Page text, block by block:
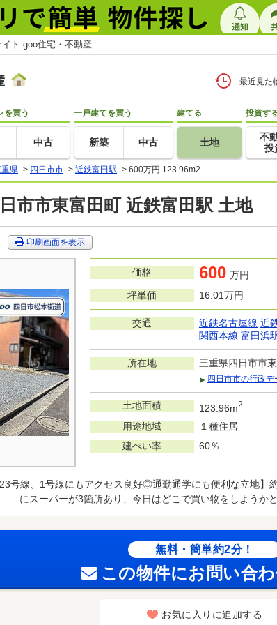
ト goo住宅・不動産
最近見た
を買う
中古
一戸建てを買う
新築 中古
建てる
土地
投資す
不
投
県 > 四日市市 > 近鉄富田駅 > 600万円 123.96m2
市市東富田町 近鉄富田駅 土地
印刷画面を表示
価格 600 万円
坪単価
16.01万円
交通 近鉄名古屋線 近
関西本線 富田浜
所在地 三重県四日市市
四日市市の行政デ
土地面積 123.96m2
用途地域 １種住居
建ぺい率
60％
23号線、1号線にもアクセス良好◎通勤通学にも便利な立地
にスーパーが3箇所あり、今日はどこで買い物をしようか
無料・簡単約2分！
この物件にお問い合
お気に入りに追加する